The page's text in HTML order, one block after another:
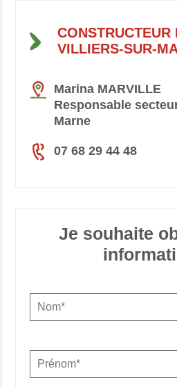
CONSTRUCTEUR
VILLIERS-SUR-
Marina MARVILLE
Responsable
Marne
07 68 29 44 48
Je souhaite